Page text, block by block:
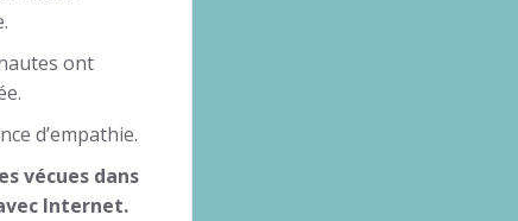
ont
d’empathie.
vécues dans
Internet.